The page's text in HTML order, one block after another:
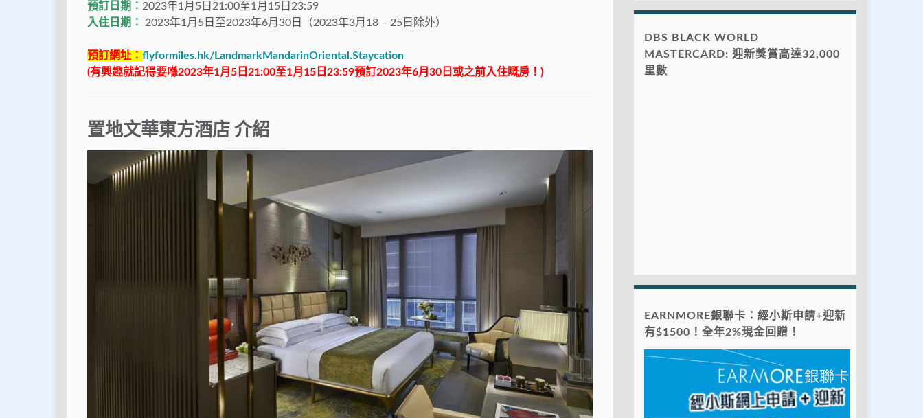
預訂日期： 2023年1月5日21:00至1月15日23:59
入住日期：
2023年1月5日至2023年6月30日（2023年3月18 – 25日除外）
預訂網址： flyformiles.hk/LandmarkMandarinOriental.Staycation
(有興趣就記得要喺2023年1月5日21:00至1月15日23:59預訂2023年6月30日或之前入住嘅房！)
置地文華東方酒店 介紹
DBS BLACK WORLD
MASTERCARD: 迎新獎賞高達32,000
里數
EARNMORE銀聯卡：經小斯申請+迎新
有$1500！全年2%現金回贈！